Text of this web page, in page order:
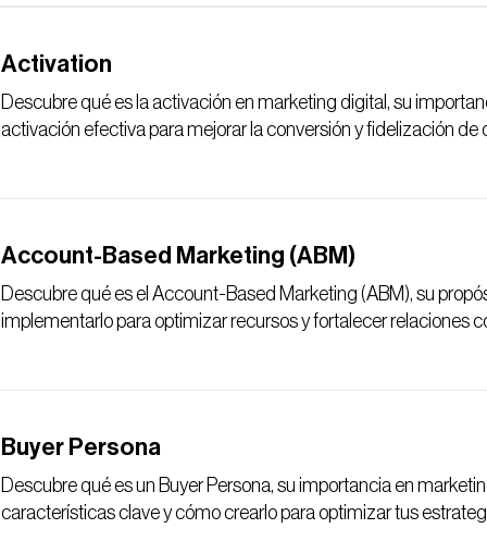
Activation
Descubre qué es la activación en marketing digital, su
activación efectiva para mejorar la conversión y fidelización de
Account-Based Marketing (ABM)
Descubre qué es el Account-Based Marketing (ABM), su
implementarlo para optimizar recursos y fortalecer relaciones
Buyer Persona
Descubre qué es un Buyer Persona, su importancia en
características clave y cómo crearlo para optimizar tus